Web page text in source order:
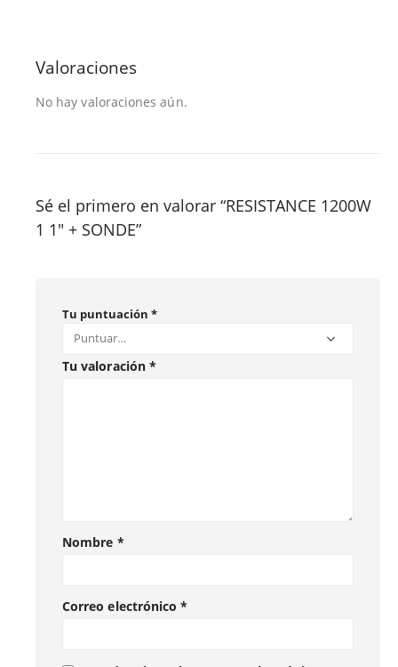
Valoraciones
No hay valoraciones aún.
Sé el primero en valorar “RESISTANCE 1200W
1 1″ + SONDE”
Tu puntuación *
Tu valoración *
Nombre *
Correo electrónico*